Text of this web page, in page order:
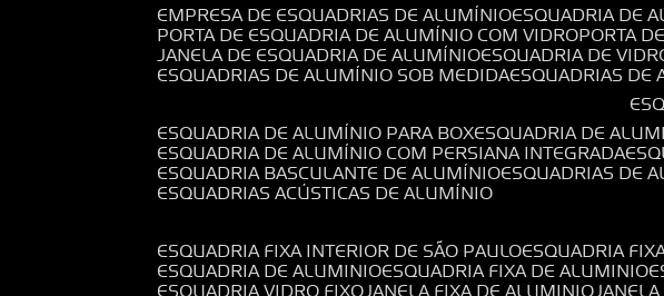
EMPRESA DE ESQUADRIAS DE ALUMÍNIO ESQUADRIA DE
PORTA DE ESQUADRIA DE ALUMÍNIO COM VIDRO PORTA
JANELA DE ESQUADRIA DE ALUMÍNIO ESQUADRIA DE
ESQUADRIAS DE ALUMÍNIO SOB MEDIDA ESQUADRIAS
ESQUADRIA DE ALUMÍNIO PARA BOX ESQUADRIA DE
ESQUADRIA DE ALUMÍNIO COM PERSIANA INTEGRADA
ESQUADRIA BASCULANTE DE ALUMÍNIO ESQUADRIAS DE
ESQUADRIAS ACÚSTICAS DE ALUMÍNIO
ESQUADRIA FIXA INTERIOR DE SÃO PAULO ESQUADRIA
ESQUADRIA DE ALUMINIO ESQUADRIA FIXA DE ALUMINIO